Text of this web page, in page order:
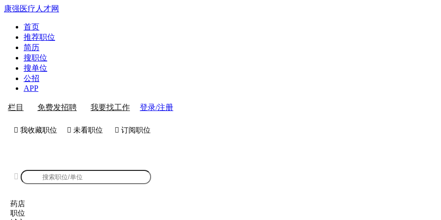
康强医疗人才网
首页
推荐职位
简历
搜职位
搜单位
公招
APP
栏目 免费发招聘 我要找工作 登录/注册
 我收藏职位  未看职位  订阅职位

药店
职位